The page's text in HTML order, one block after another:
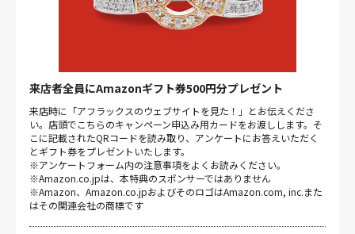
来店者全員にAmazonギフト券500円分プレゼント
来店時に「アフラックスのウェブサイトを見た！」とお伝えくださ
い。店頭でこちらのキャンペーン申込み用カードをお渡しします。そ
こに記載されたQRコードを読み取り、アンケートにお答えいただく
とギフト券をプレゼントいたします。
※アンケートフォーム内の注意事項をよくお読みください。
※Amazon.co.jpは、本特典のスポンサーではありません
※Amazon、Amazon.co.jpおよびそのロゴはAmazon.com, inc.また
はその関連会社の商標です